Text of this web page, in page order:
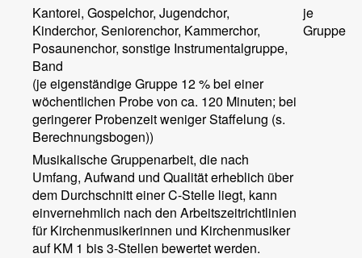
Kantorei, Gospelchor, Jugendchor,
Kinderchor, Seniorenchor, Kammerchor,
Posaunenchor, sonstige Instrumentalgruppe,
Band
(je eigenständige Gruppe 12 % bei einer
wöchentlichen Probe von ca. 120 Minuten; bei
geringerer Probenzeit weniger Staffelung (s.
Berechnungsbogen))
je
Gruppe
Musikalische Gruppenarbeit, die nach
Umfang, Aufwand und Qualität erheblich über
dem Durchschnitt einer C-Stelle liegt, kann
einvernehmlich nach den Arbeitszeitrichtlinien
für Kirchenmusikerinnen und Kirchenmusiker
auf KM 1 bis 3-Stellen bewertet werden.